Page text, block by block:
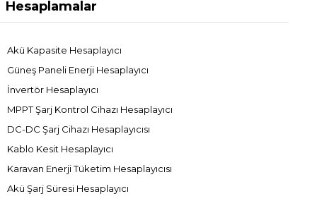
Hesaplamalar
Akü Kapasite Hesaplayıcı
Güneş Paneli Enerji Hesaplayıcı
İnvertör Hesaplayıcı
MPPT Şarj Kontrol Cihazı Hesaplayıcı
DC-DC Şarj Cihazı Hesaplayıcısı
Kablo Kesit Hesaplayıcı
Karavan Enerji Tüketim Hesaplayıcısı
Akü Şarj Süresi Hesaplayıcı